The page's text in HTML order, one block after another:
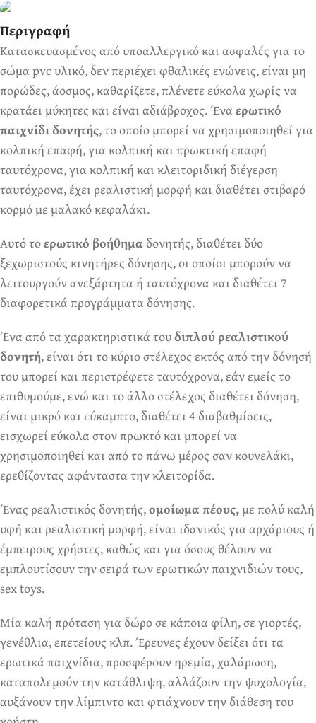
Ερωτικά Παιχνίδια
Πάντα! Black Friday!
Περιγραφή
Κατασκευασμένος από υποαλλεργικό και ασφαλές για το
σώμα pvc υλικό, δεν περιέχει φθαλικές ενώνεις, είναι μη
πορώδες, άοσμος, καθαρίζετε, πλένετε εύκολα χωρίς να
κρατάει μύκητες και είναι αδιάβροχος. Έναερωτικό
παιχνίδι δονητής, το οποίο μπορεί να χρησιμοποιηθεί για
κολπική επαφή, για κολπική και πρωκτική επαφή
ταυτόχρονα, για κολπική και κλειτοριδική διέγερση
ταυτόχρονα, έχει ρεαλιστική μορφή και διαθέτει στιβαρό
κορμό με μαλακό κεφαλάκι.
Αυτό τοερωτικό βοήθημαδονητής, διαθέτει δύο
ξεχωριστούς κινητήρες δόνησης, οι οποίοι μπορούν να
λειτουργούν ανεξάρτητα ή ταυτόχρονα και διαθέτει 7
διαφορετικά προγράμματα δόνησης.
Ένα από τα χαρακτηριστικά τουδιπλού ρεαλιστικού
δονητή, είναι ότι το κύριο στέλεχος εκτός από την δόνησή
του μπορεί και περιστρέφετε ταυτόχρονα, εάν εμείς το
επιθυμούμε, ενώ και το άλλο στέλεχος διαθέτει δόνηση,
είναι μικρό και εύκαμπτο, διαθέτει 4 διαβαθμίσεις,
εισχωρεί εύκολα στον πρωκτό και μπορεί να
χρησιμοποιηθεί και από το πάνω μέρος σαν κουνελάκι,
ερεθίζοντας αφάνταστα την κλειτορίδα.
Ένας ρεαλιστικός δονητής,ομοίωμα πέους,με πολύ καλή
υφή και ρεαλιστική μορφή, είναι ιδανικός για αρχάριους ή
έμπειρους χρήστες, καθώς και για όσους θέλουν να
εμπλουτίσουν την σειρά των ερωτικών παιχνιδιών τους,
sex toys.
Μία καλή πρόταση για δώρο σε κάποια φίλη, σε γιορτές,
γενέθλια, επετείους κλπ. Έρευνες έχουν δείξει ότι τα
ερωτικά παιχνίδια, προσφέρουν ηρεμία, χαλάρωση,
καταπολεμούν την κατάθλιψη, αλλάζουν την ψυχολογία,
αυξάνουν την λίμπιντο και φτιάχνουν την διάθεση του